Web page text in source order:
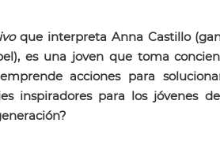
que interpreta Anna Castillo
es una joven que toma
acciones para
inspiradores para los jóvenes